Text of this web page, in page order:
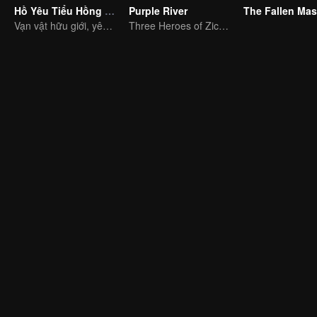
Hồ Yêu Tiểu Hồng Nương
Vạn vật hữu giới, yêu hận vô vàn
Purple River
Three Heroes of Zichuan's adventure on Xichuan Continent
The Fallen